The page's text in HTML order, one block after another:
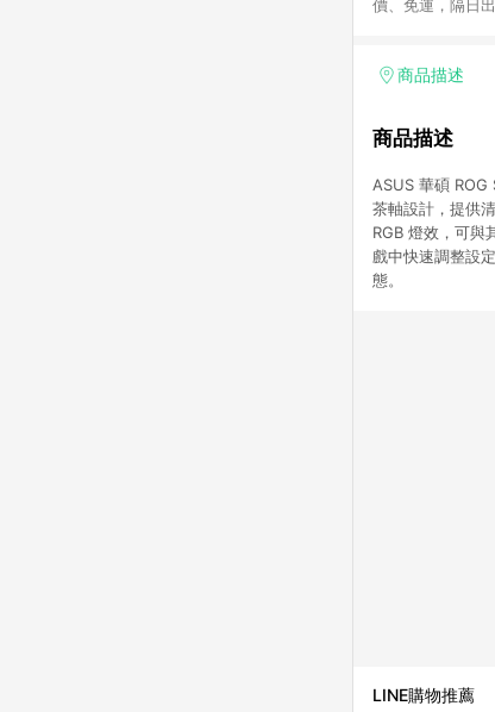
價、免運，隔日
商品描述
商品描述
ASUS 華碩
茶軸設計，提供
RGB 燈效，可與
戲中快速調整設
態。
LINE購物推薦